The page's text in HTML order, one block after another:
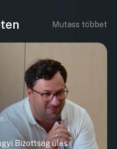
Mutass többet
Bizottság ülés